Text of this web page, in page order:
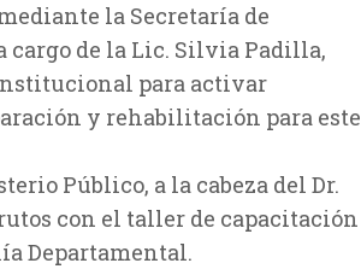
la Secretaría de
de la Lic. Silvia Padilla,
para activar
y rehabilitación para este
Público, a la cabeza del Dr.
con el taller de capacitación
Departamental.